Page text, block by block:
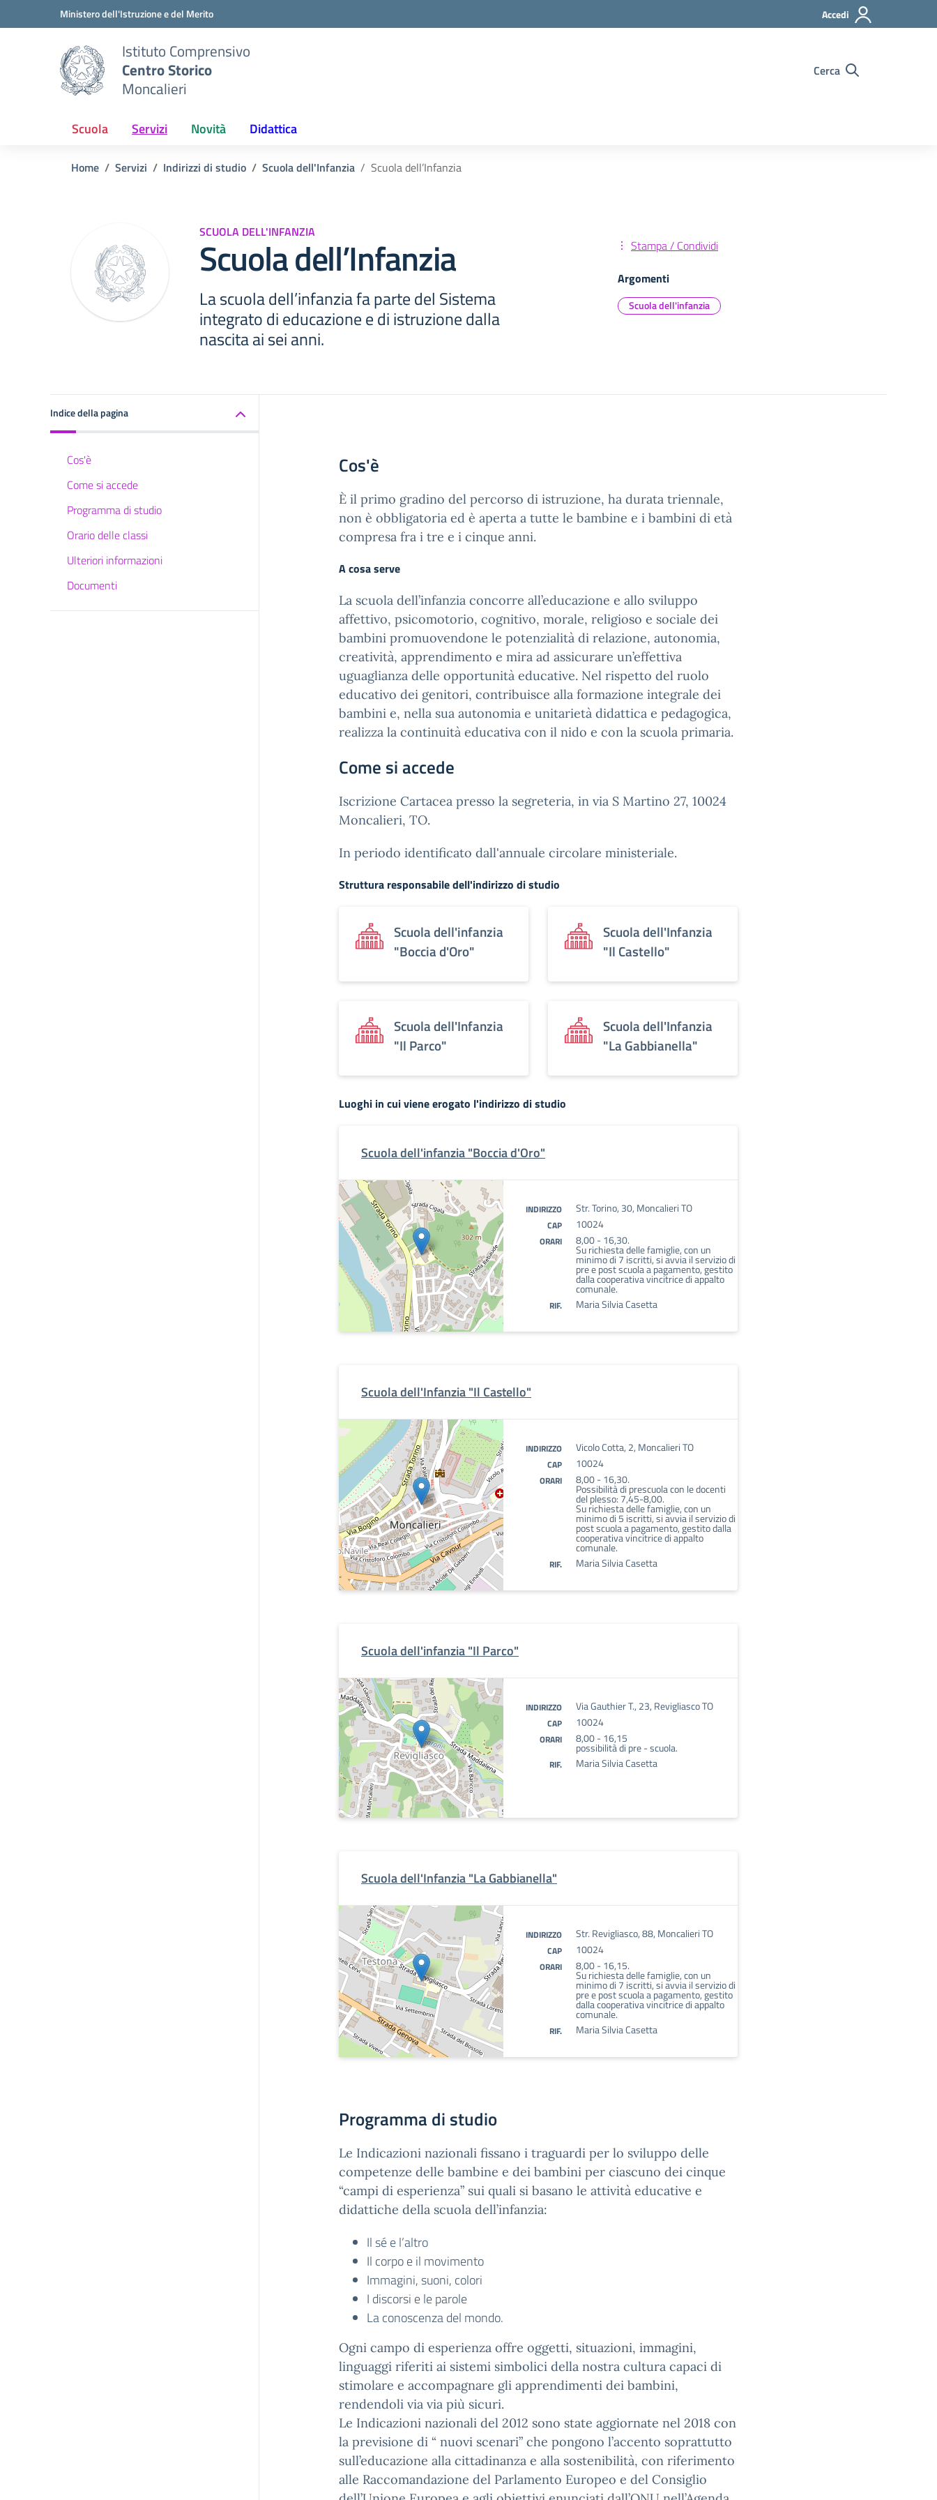
Vai ai contenuti
Vai al menu di navigazioneMinistero dell'Istruzione e del Merito Accedi
Istituto Comprensivo
Centro Storico
Moncalieri
Cerca
Scuola Servizi Novità Didattica
Home Servizi Indirizzi di studio Scuola dell'Infanzia Scuola dell’Infanzia
SCUOLA DELL'INFANZIA
Scuola dell’Infanzia
La scuola dell’infanzia fa parte del Sistema
integrato di educazione e di istruzione dalla
nascita ai sei anni.
Stampa / Condividi
Argomenti
Scuola dell'infanzia
Indice della pagina
Cos'è
Come si accede
Programma di studio
Orario delle classi
Ulteriori informazioni
Documenti
Cos'è
È il primo gradino del percorso di istruzione, ha durata triennale,
non è obbligatoria ed è aperta a tutte le bambine e i bambini di età
compresa fra i tre e i cinque anni.
A cosa serve
La scuola dell’infanzia concorre all’educazione e allo sviluppo
affettivo, psicomotorio, cognitivo, morale, religioso e sociale dei
bambini promuovendone le potenzialità di relazione, autonomia,
creatività, apprendimento e mira ad assicurare un’effettiva
uguaglianza delle opportunità educative. Nel rispetto del ruolo
educativo dei genitori, contribuisce alla formazione integrale dei
bambini e, nella sua autonomia e unitarietà didattica e pedagogica,
realizza la continuità educativa con il nido e con la scuola primaria.
Come si accede
Iscrizione Cartacea presso la segreteria, in via S Martino 27, 10024
Moncalieri, TO.
In periodo identificato dall'annuale circolare ministeriale.
Struttura responsabile dell'indirizzo di studio
Scuola dell'infanzia
"Boccia d'Oro"
Scuola dell'Infanzia
"Il Castello"
Scuola dell'Infanzia
"Il Parco"
Scuola dell'Infanzia
"La Gabbianella"
Luoghi in cui viene erogato l'indirizzo di studio
Scuola dell'infanzia "Boccia d'Oro"
INDIRIZZO Str. Torino, 30, Moncalieri TO
CAP 10024
ORARI 8,00 - 16,30.
Su richiesta delle famiglie, con un
minimo di 7 iscritti, si avvia il servizio di
pre e post scuola a pagamento, gestito
dalla cooperativa vincitrice di appalto
comunale.
RIF. Maria Silvia Casetta
Scuola dell'Infanzia "Il Castello"
INDIRIZZO Vicolo Cotta, 2, Moncalieri TO
CAP 10024
ORARI 8,00 - 16,30.
Possibilità di prescuola con le docenti
del plesso: 7,45-8,00.
Su richiesta delle famiglie, con un
minimo di 5 iscritti, si avvia il servizio di
post scuola a pagamento, gestito dalla
cooperativa vincitrice di appalto
comunale.
RIF. Maria Silvia Casetta
Scuola dell'infanzia "Il Parco"
INDIRIZZO Via Gauthier T., 23, Revigliasco TO
CAP 10024
ORARI 8,00 - 16,15
possibilità di pre - scuola.
RIF. Maria Silvia Casetta
Scuola dell'Infanzia "La Gabbianella"
INDIRIZZO Str. Revigliasco, 88, Moncalieri TO
CAP 10024
ORARI 8,00 - 16,15.
Su richiesta delle famiglie, con un
minimo di 7 iscritti, si avvia il servizio di
pre e post scuola a pagamento, gestito
dalla cooperativa vincitrice di appalto
comunale.
RIF. Maria Silvia Casetta
Programma di studio
Le Indicazioni nazionali fissano i traguardi per lo sviluppo delle
competenze delle bambine e dei bambini per ciascuno dei cinque
“campi di esperienza” sui quali si basano le attività educative e
didattiche della scuola dell’infanzia:
Il sé e l’altro
Il corpo e il movimento
Immagini, suoni, colori
I discorsi e le parole
La conoscenza del mondo.
Ogni campo di esperienza offre oggetti, situazioni, immagini,
linguaggi riferiti ai sistemi simbolici della nostra cultura capaci di
stimolare e accompagnare gli apprendimenti dei bambini,
rendendoli via via più sicuri.
Le Indicazioni nazionali del 2012 sono state aggiornate nel 2018 con
la previsione di “ nuovi scenari” che pongono l’accento soprattutto
sull’educazione alla cittadinanza e alla sostenibilità, con riferimento
alle Raccomandazione del Parlamento Europeo e del Consiglio